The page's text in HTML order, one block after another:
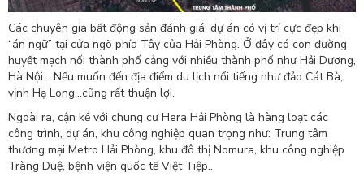
Các chuyên gia bất động sản đánh giá: dự án có vị trí cực đẹp khi
“án ngữ” tại cửa ngõ phía Tây của Hải Phòng. Ở đây có con đường
huyết mạch nối thành phố cảng với nhiều thành phố như Hải Dương,
Hà Nội... Nếu muốn đến địa điểm du lịch nổi tiếng như đảo Cát Bà,
vịnh Hạ Long...cũng rất thuận lợi.
Ngoài ra, cận kề với chung cư Hera Hải Phòng là hàng loạt các
công trình, dự án, khu công nghiệp quan trọng như: Trung tâm
thương mại Metro Hải Phòng, khu đô thị Nomura, khu công nghiệp
Tràng Duệ, bệnh viện quốc tế Việt Tiệp...